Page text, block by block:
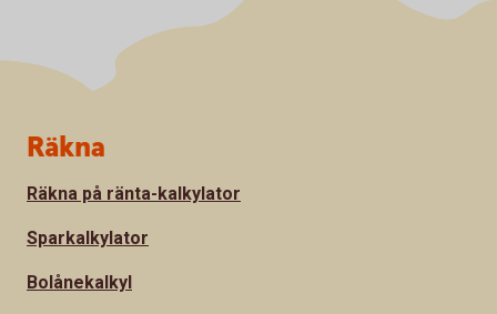
Sidfot
Räkna
Räkna på ränta-kalkylator
Sparkalkylator
Bolånekalkyl